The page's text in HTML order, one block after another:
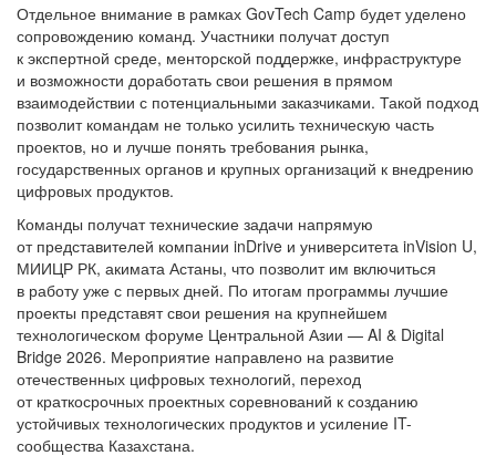
Отдельное внимание в рамках GovTech Camp будет уделено
сопровождению команд. Участники получат доступ
к экспертной среде, менторской поддержке, инфраструктуре
и возможности доработать свои решения в прямом
взаимодействии с потенциальными заказчиками. Такой подход
позволит командам не только усилить техническую часть
проектов, но и лучше понять требования рынка,
государственных органов и крупных организаций к внедрению
цифровых продуктов.
Команды получат технические задачи напрямую
от представителей компании inDrive и университета inVision U,
МИИЦР РК, акимата Астаны, что позволит им включиться
в работу уже с первых дней. По итогам программы лучшие
проекты представят свои решения на крупнейшем
технологическом форуме Центральной Азии — AI & Digital
Bridge 2026. Мероприятие направлено на развитие
отечественных цифровых технологий, переход
от краткосрочных проектных соревнований к созданию
устойчивых технологических продуктов и усиление IT-
сообщества Казахстана.